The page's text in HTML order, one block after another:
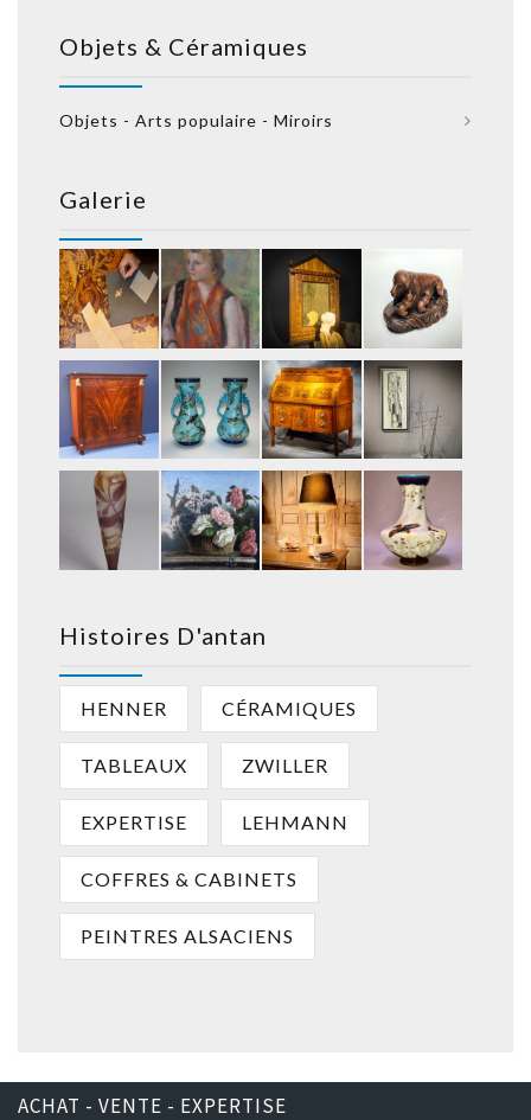
Objets & Céramiques
Objets - Arts populaire - Miroirs
Galerie
Histoires D'antan
HENNER CÉRAMIQUES
TABLEAUX ZWILLER
EXPERTISE LEHMANN
COFFRES & CABINETS
PEINTRES ALSACIENS
ACHAT - VENTE - EXPERTISE